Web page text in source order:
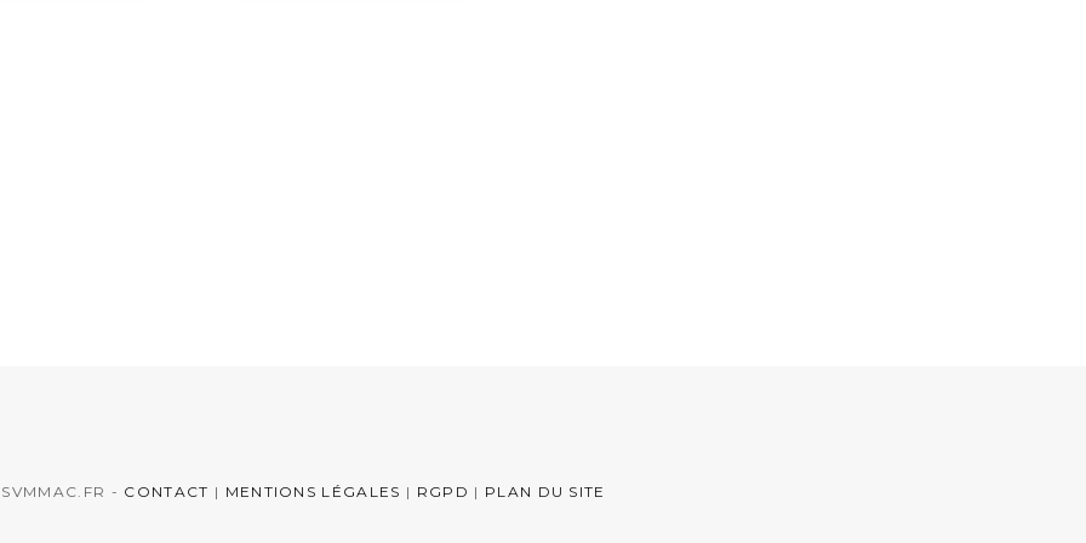
- CONTACT | MENTIONS LÉGALES | RGPD | PLAN DU SITE